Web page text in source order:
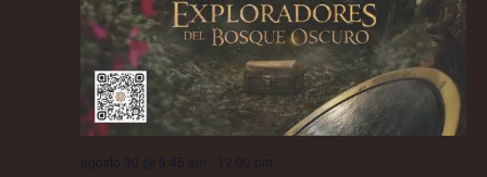
agosto 30 @ 9:45 am - 12:00 pm